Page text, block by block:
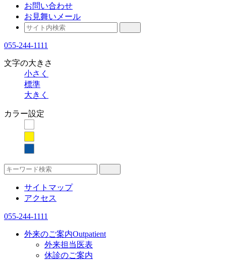
お問い合わせ
お見舞いメール
055-244-1111
文字の大きさ
小さく
標準
大きく
カラー設定
サイトマップ
アクセス
055-244-1111
外来のご案内Outpatient
外来担当医表
休診のご案内